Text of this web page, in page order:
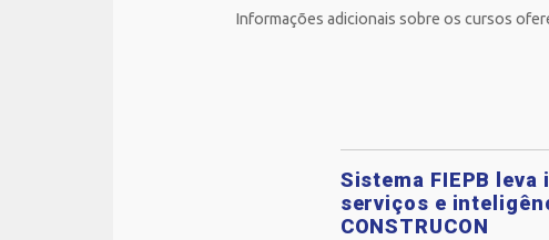
Informações adicionais sobre os cursos
Sistema FIEPB leva
serviços e
CONSTRUCON